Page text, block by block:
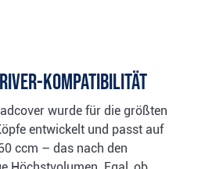
Kompatibilität
wurde für die größten
entwickelt und passt auf
ccm – das nach den